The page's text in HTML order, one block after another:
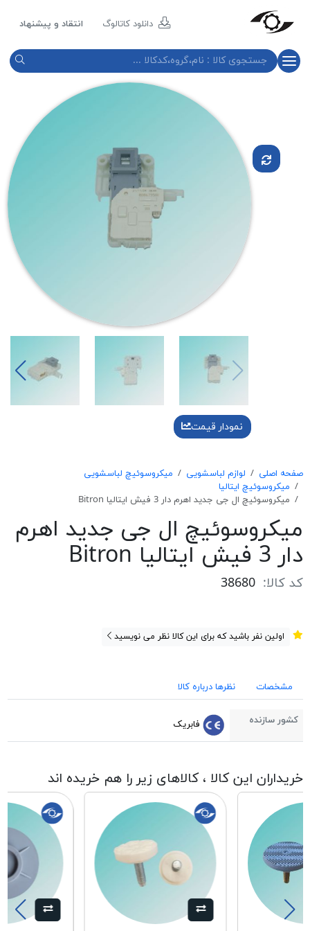
دانلود کاتالوگ انتقاد و پیشنهاد
نمودار قیمت
صفحه اصلی لوازم لباسشویی
میکروسوئیچ لباسشویی
میکروسوئیچ ایتالیا
میکروسوئیچ ال جی جدید اهرم دار 3 فیش ایتالیا Bitron
میکروسوئیچ ال جی جدید اهرم
دار 3 فیش ایتالیا Bitron
کد کالا: 38680
اولین نفر باشید که برای این کالا نظر می نویسید
مشخصات نظرها درباره کالا
کشور سازنده فابریک
خریداران این کالا ، کالاهای زیر را هم خریده اند